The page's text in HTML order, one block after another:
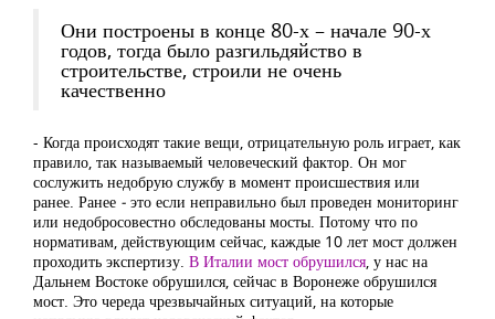
Они построены в конце 80-х – начале 90-х
годов, тогда было разгильдяйство в
строительстве, строили не очень
качественно
‒ Когда происходят такие вещи, отрицательную роль играет, как
правило, так называемый человеческий фактор. Он мог
сослужить недобрую службу в момент происшествия или
ранее. Ранее ‒ это если неправильно был проведен мониторинг
или недобросовестно обследованы мосты. Потому что по
нормативам, действующим сейчас, каждые 10 лет мост должен
проходить экспертизу. В Италии мост обрушился, у нас на
Дальнем Востоке обрушился, сейчас в Воронеже обрушился
мост. Это череда чрезвычайных ситуаций, на которые